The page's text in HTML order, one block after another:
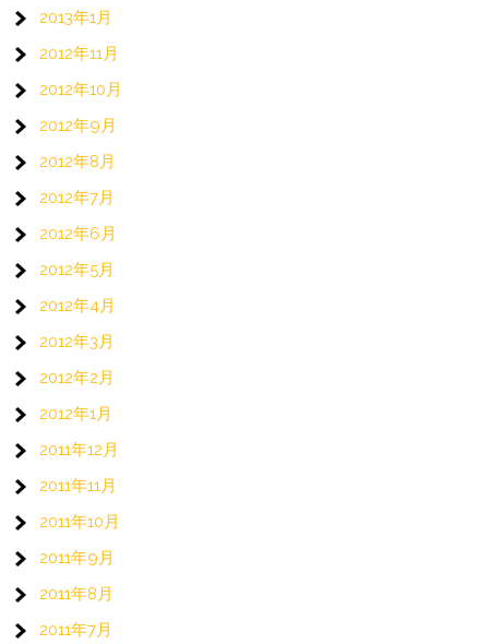
2013年1月
2012年11月
2012年10月
2012年9月
2012年8月
2012年7月
2012年6月
2012年5月
2012年4月
2012年3月
2012年2月
2012年1月
2011年12月
2011年11月
2011年10月
2011年9月
2011年8月
2011年7月